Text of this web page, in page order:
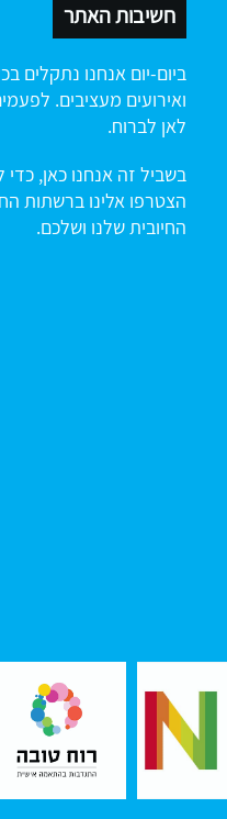
חשיבות האתר
ביום-יום אנחנו נתקלים
ואירועים מעציבים.
לאן לברוח.
בשביל זה אנחנו כאן,
הצטרפו אלינו ברשתות
החיובית שלנו ושלכם.